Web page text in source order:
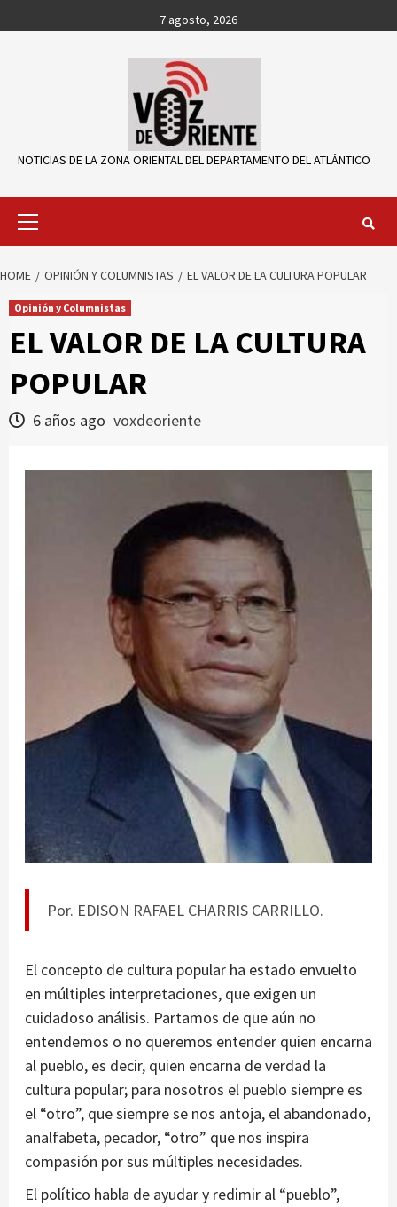
to
7 agosto, 2026
NOTICIAS DE LA ZONA ORIENTAL DEL DEPARTAMENTO DEL ATLÁNTICO
Primary
HOME OPINIÓN Y COLUMNISTAS EL VALOR DE LA CULTURA POPULAR
Opinión y Columnistas
EL VALOR DE LA CULTURA
POPULAR
6 años ago voxdeoriente
Por. EDISON RAFAEL CHARRIS CARRILLO.
El concepto de cultura popular ha estado envuelto
en múltiples interpretaciones, que exigen un
cuidadoso análisis. Partamos de que aún no
entendemos o no queremos entender quien encarna
al pueblo, es decir, quien encarna de verdad la
cultura popular; para nosotros el pueblo siempre es
el “otro”, que siempre se nos antoja, el abandonado,
analfabeta, pecador, “otro” que nos inspira
compasión por sus múltiples necesidades.
El político habla de ayudar y redimir al “pueblo”,